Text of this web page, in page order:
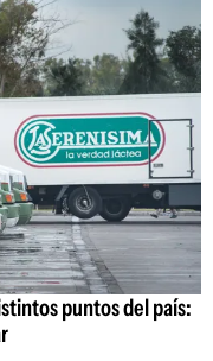
puntos del país: